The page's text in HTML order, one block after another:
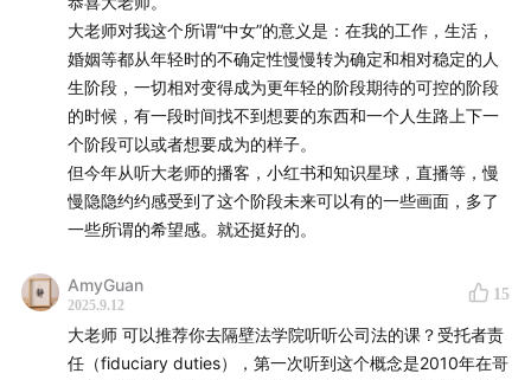
qizhulouyanbinke@gmail.com。
封面：机器人之梦剧照
节目BGM：
The Long Way Round - Jodymoon
节目后期：大卫翁
大老师对我这个所谓“中女”的意义是：在我的工作，生活，
婚姻等都从年轻时的不确定性慢慢转为确定和相对稳定的人
生阶段，一切相对变得成为更年轻的阶段期待的可控的阶段
的时候，有一段时间找不到想要的东西和一个人生路上下一
个阶段可以或者想要成为的样子。
但今年从听大老师的播客，小红书和知识星球，直播等，慢
慢隐隐约约感受到了这个阶段未来可以有的一些画面，多了
一些所谓的希望感。就还挺好的。
AmyGuan
2025.9.12
15
大老师 可以推荐你去隔壁法学院听听公司法的课？受托者责
任（fiduciary duties），第一次听到这个概念是2010年在哥